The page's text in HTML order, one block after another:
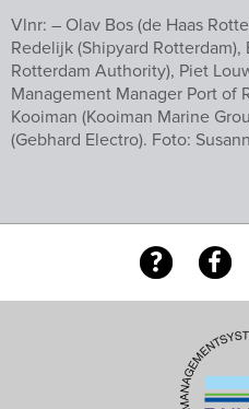
Vlnr: – Olav Bos (de Haas
Redelijk (Shipyard
Rotterdam Authority), Piet
Management Manager Port of
Kooiman (Kooiman Marine
(Gebhard Electro). Foto: